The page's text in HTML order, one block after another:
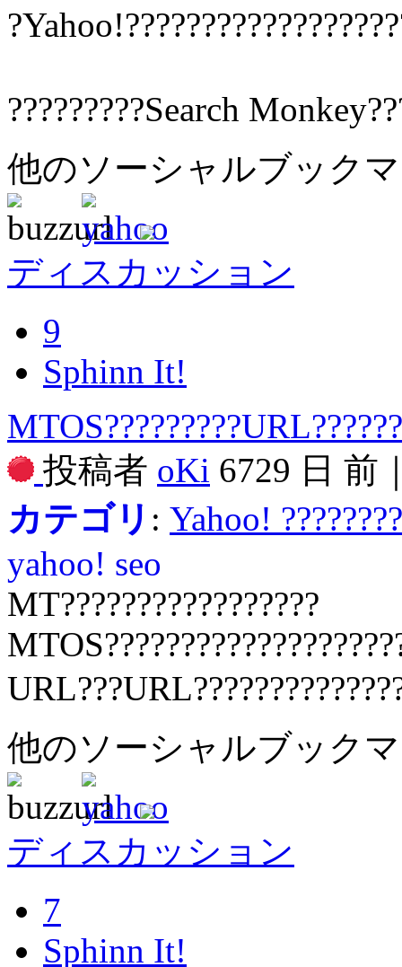
?????????Search
他のソーシャルブック
ディスカッション
9
Sphinn It!
投稿者 oKi 6729 日 前
カテゴリ : Yahoo! ????????
yahoo! seo
MT?????????????????
他のソーシャルブック
ディスカッション
7
Sphinn It!